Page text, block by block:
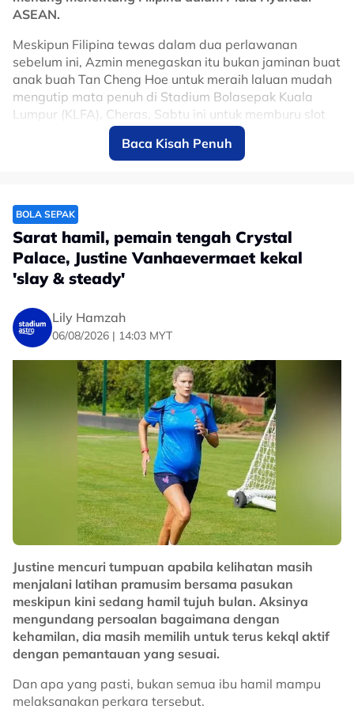
ASEAN.
Meskipun Filipina tewas dalam dua perlawanan
sebelum ini, Azmin menegaskan itu bukan jaminan buat
anak buah Tan Cheng Hoe untuk meraih laluan mudah
mengutip mata penuh di Stadium Bolasepak Kuala
Lumpur (KLFA), Cheras, Sabtu ini untuk memburu slot
ke separuh akhir.
Azmin percaya di sebalik ketiadaan dua tonggak
merupakan peluang terbaik buat barisan pemain sedia
ada bagi membuktikan kemampuan mereka di pentas
antarabangsa.
"Kita tiada pilihan lain lagi.
"Filipina hanya kalah 0-1 kepada Thailand jadi
perlawanan ini akan menjadi sengit tapi kita tiada
pilihan, selain memungut tiga mata.
"Malaysia terasa kehilangan kedua-dua pemain ini
tetapi ia akan beri peluang kepada rakan sepasukan
untuk melakukan sesuatu.
"Walaupun tampak agak mustahil Myanmar boleh
kejutkan Thailand tapi dalam bola sepak apa-apa
boleh berlaku," katanya.
No node context available.
Related Topics
#Harimau Malaya #bola sepak
Baca Kisah Penuh
BOLA SEPAK
Sarat hamil, pemain tengah Crystal
Palace, Justine Vanhaevermaet kekal
'slay & steady'
Lily Hamzah
06/08/2026 | 14:03 MYT
Justine mencuri tumpuan apabila kelihatan masih
menjalani latihan pramusim bersama pasukan
meskipun kini sedang hamil tujuh bulan. Aksinya
mengundang persoalan bagaimana dengan
kehamilan, dia masih memilih untuk terus kekql aktif
dengan pemantauan yang sesuai.
Dan apa yang pasti, bukan semua ibu hamil mampu
melaksanakan perkara tersebut.